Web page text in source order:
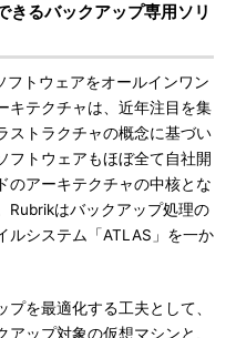
きるバックアップ専用ソリ
トウェアをオールインワン
キテクチャは、近年注目を集
ストラクチャの概念に基づい
フトウェアもほぼ全て自社開
のアーキテクチャの中核とな
Rubrikはバックアップ処理の
ルシステム「ATLAS」を一か
を最適化する工夫として、
ップ対象の仮想マシンと、